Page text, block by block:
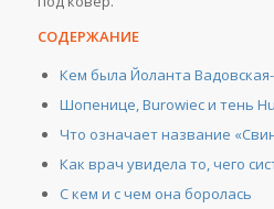
СОДЕРЖАНИЕ
Кем была Йоланта
Шопенице, Burowiec и тень
Что означает название
Как врач увидела то, чего
С кем и с чем она боролась